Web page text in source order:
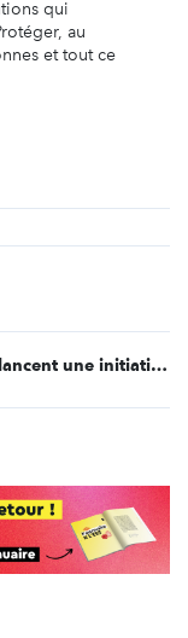
qui
au
et tout ce
10 investisseurs institutionnels français lancent une initiative de place pour constituer des fonds d’investissements ciblés sur la biodiversité